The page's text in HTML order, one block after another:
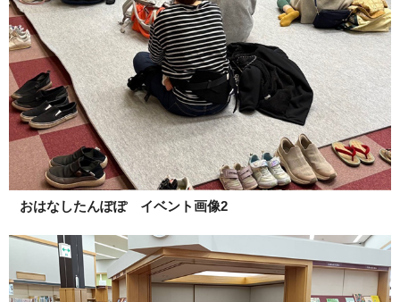
おはなしたんぽぽ イベント画像2